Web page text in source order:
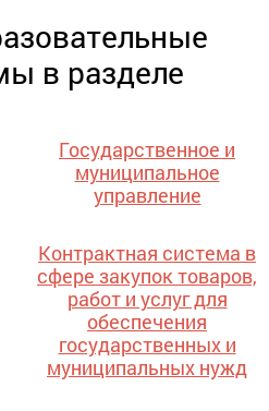
в разделе
Государственное и
муниципальное
управление
Контрактная система в
сфере закупок товаров,
работ и услуг для
обеспечения
государственных и
муниципальных нужд